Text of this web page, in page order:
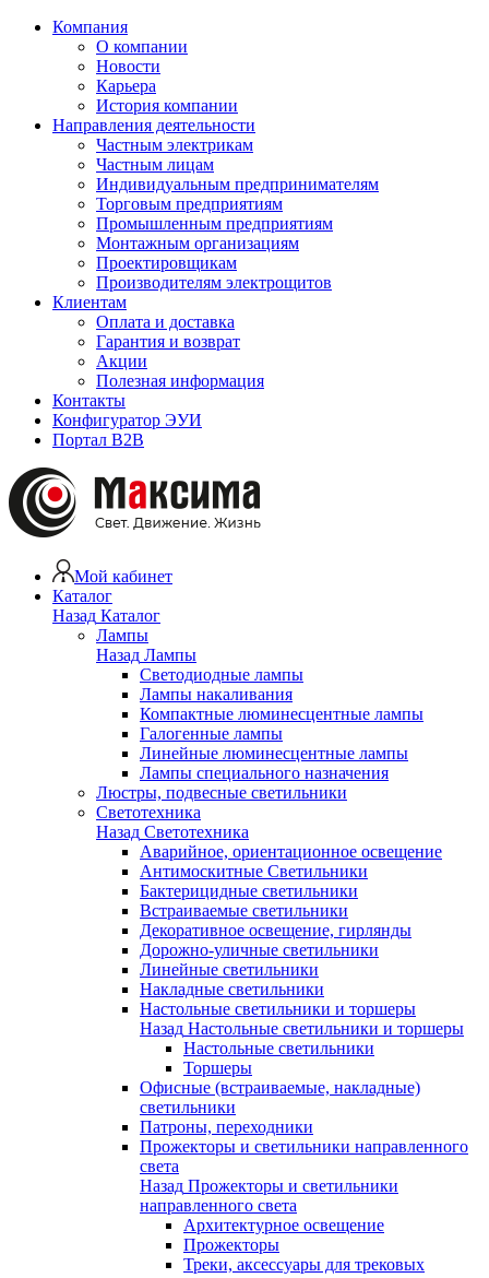
Компания
О компании
Новости
Карьера
История компании
Направления деятельности
Частным электрикам
Частным лицам
Индивидуальным предпринимателям
Торговым предприятиям
Промышленным предприятиям
Монтажным организациям
Проектировщикам
Производителям электрощитов
Клиентам
Оплата и доставка
Гарантия и возврат
Акции
Полезная информация
Контакты
Конфигуратор ЭУИ
Портал B2B
Мой кабинет
Каталог
Назад Каталог
Лампы
Назад Лампы
Светодиодные лампы
Лампы накаливания
Компактные люминесцентные лампы
Галогенные лампы
Линейные люминесцентные лампы
Лампы специального назначения
Люстры, подвесные светильники
Светотехника
Назад Светотехника
Аварийное, ориентационное освещение
Антимоскитные Светильники
Бактерицидные светильники
Встраиваемые светильники
Декоративное освещение, гирлянды
Дорожно-уличные светильники
Линейные светильники
Накладные светильники
Настольные светильники и торшеры
Назад Настольные светильники и торшеры
Настольные светильники
Торшеры
Офисные (встраиваемые, накладные)
светильники
Патроны, переходники
Прожекторы и светильники направленного
света
Назад Прожекторы и светильники
направленного света
Архитектурное освещение
Прожекторы
Треки, аксессуары для трековых